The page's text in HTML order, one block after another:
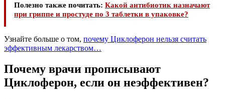
Полезно также почитать: Какой антибиотик назначают
при гриппе и простуде по 3 таблетки в упаковке?
Узнайте больше о том, почему Циклоферон нельзя считать
эффективным лекарством…
Почему врачи прописывают
Циклоферон, если он неэффективен?